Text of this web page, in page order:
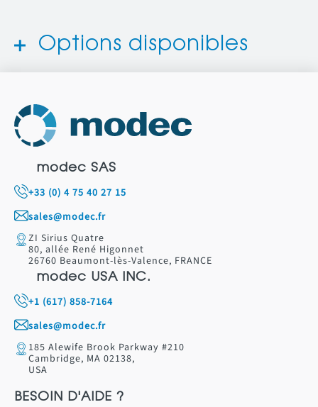
Options disponibles
modec SAS
+33 (0) 4 75 40 27 15
sales@modec.fr
ZI Sirius Quatre
80, allée René Higonnet
26760 Beaumont-lès-Valence, FRANCE
modec USA INC.
+1 (617) 858-7164
sales@modec.fr
185 Alewife Brook Parkway #210
Cambridge, MA 02138,
USA
BESOIN D'AIDE ?